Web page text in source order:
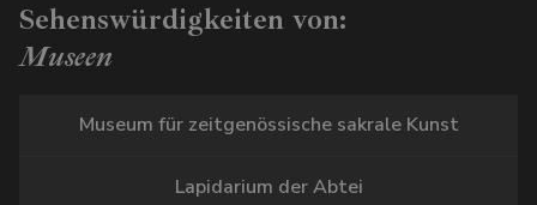
Sehenswürdigkeiten von:
Museen
Museum für zeitgenössische sakrale Kunst
Lapidarium der Abtei